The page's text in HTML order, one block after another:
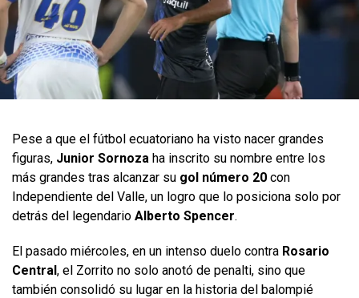
Pese a que el fútbol ecuatoriano ha visto nacer grandes
figuras, Junior Sornoza ha inscrito su nombre entre los
más grandes tras alcanzar su gol número 20 con
Independiente del Valle, un logro que lo posiciona solo por
detrás del legendario Alberto Spencer.
El pasado miércoles, en un intenso duelo contra Rosario
Central, el Zorrito no solo anotó de penalti, sino que
también consolidó su lugar en la historia del balompié